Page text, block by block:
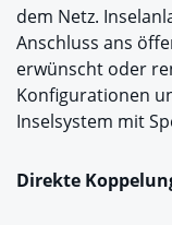
dem Netz.
Anschluss ans
erwünscht oder
Konfigurationen
Inselsystem mit
Direkte